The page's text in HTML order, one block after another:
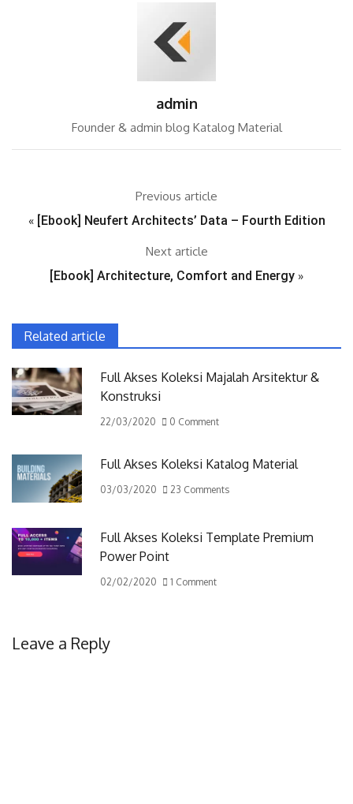
admin
Founder & admin blog Katalog Material
Previous article
« [Ebook] Neufert Architects’ Data – Fourth Edition
Next article
[Ebook] Architecture, Comfort and Energy »
Related article
Full Akses Koleksi Majalah Arsitektur &
Konstruksi
22/03/2020 0 Comment
Full Akses Koleksi Katalog Material
03/03/2020 23 Comments
Full Akses Koleksi Template Premium
Power Point
02/02/2020 1 Comment
Leave a Reply